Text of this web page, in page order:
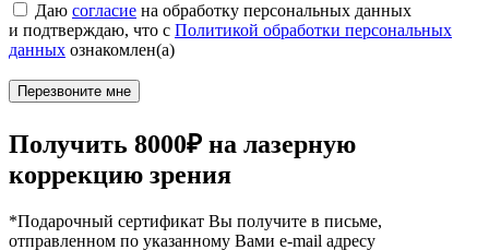
Даю согласие на обработку персональных данных
и подтверждаю, что с Политикой обработки персональных
данных ознакомлен(а)
Получить 8000₽ на лазерную
коррекцию зрения
*Подарочный сертификат Вы получите в письме,
отправленном по указанному Вами e-mail адресу